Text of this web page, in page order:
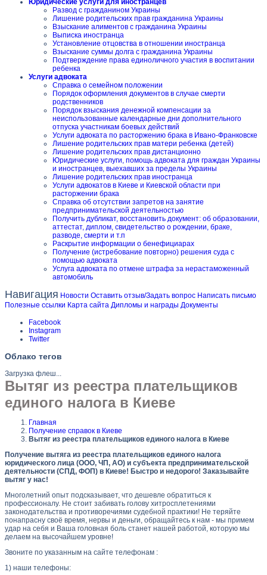
Юридические услуги для иностранцев
Развод с гражданином Украины
Лишение родительских прав гражданина Украины
Взыскание алиментов с гражданина Украины
Выписка иностранца
Установление отцовства в отношении иностранца
Взыскание суммы долга с гражданина Украины
Подтверждение права единоличного участия в воспитании
ребенка
Услуги адвоката
Справка о семейном положении
Порядок оформления документов в случае смерти
родственников
Порядок взыскания денежной компенсации за
неиспользованные календарные дни дополнительного
отпуска участникам боевых действий
Услуги адвоката по расторжению брака в Ивано-Франковске
Лишение родительских прав матери ребенка (детей)
Лишение родительских прав дистанционно
Юридические услуги, помощь адвоката для граждан Украины
и иностранцев, выехавших за пределы Украины
Лишение родительских прав иностранца
Услуги адвокатов в Киеве и Киевской области при
расторжении брака
Справка об отсутствии запретов на занятие
предпринимательской деятельностью
Получить дубликат, восстановить документ: об образовании,
аттестат, диплом, свидетельство о рождении, браке,
разводе, смерти и т.п
Раскрытие информации о бенефициарах
Получение (истребование повторно) решения суда с
помощью адвоката
Услуга адвоката по отмене штрафа за нерастаможенный
автомобиль
Навигация Новости Оставить отзыв/Задать вопрос Написать письмо
Полезные ссылки Карта сайта Дипломы и награды Документы
Facebook
Instagram
Twitter
Облако тегов
Загрузка флеш...
Вытяг из реестра плательщиков
единого налога в Киеве
Главная
Получение справок в Киеве
Вытяг из реестра плательщиков единого налога в Киеве
Получение вытяга из реестра плательщиков единого налога
юридического лица (ООО, ЧП, АО) и субъекта предпринимательской
деятельности (СПД, ФОП) в Киеве! Быстро и недорого! Заказывайте
вытяг у нас!
Многолетний опыт подсказывает, что дешевле обратиться к
профессионалу. Не стоит забивать голову хитросплетениями
законодательства и противоречиями судебной практики! Не теряйте
понапрасну своё время, нервы и деньги, обращайтесь к нам - мы примем
удар на себя и Ваша головная боль станет нашей работой, которую мы
делаем на высочайшем уровне!
Звоните по указанным на сайте телефонам :
1) наши телефоны: